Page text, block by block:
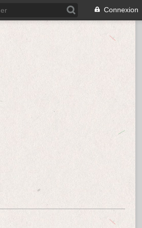
Connexion